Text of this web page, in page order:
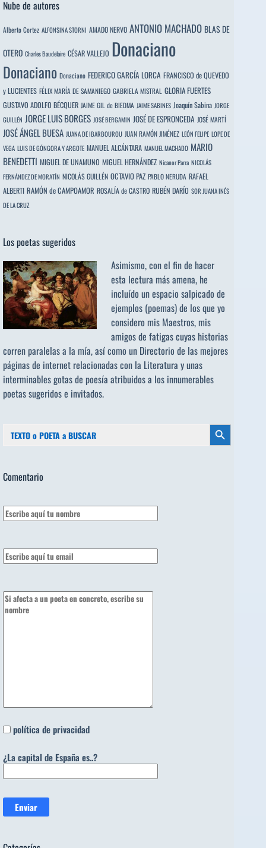
Nube de autores
Alberto Cortez ALFONSINA STORNI AMADO NERVO ANTONIO MACHADO BLAS DE
OTERO Charles Baudelaire CÉSAR VALLEJO Donaciano
Donaciano Donaciano FEDERICO GARCÍA LORCA FRANCISCO de QUEVEDO
y LUCIENTES FÉLIX MARÍA DE SAMANIEGO GABRIELA MISTRAL GLORIA FUERTES
GUSTAVO ADOLFO BÉCQUER JAIME GIL de BIEDMA JAIME SABINES Joaquín Sabina JORGE
GUILLÉN JORGE LUIS BORGES JOSÉ BERGAMIN JOSÉ DE ESPRONCEDA JOSÉ MARTÍ
JOSÉ ÁNGEL BUESA JUANA DE IBARBOUROU JUAN RAMÓN JIMÉNEZ LEÓN FELIPE LOPE DE
VEGA LUIS DE GÓNGORA Y ARGOTE MANUEL ALCÁNTARA MANUEL MACHADO MARIO
BENEDETTI MIGUEL DE UNAMUNO MIGUEL HERNÁNDEZ Nicanor Parra NICOLÁS
FERNÁNDEZ DE MORATÍN NICOLÁS GUILLÉN OCTAVIO PAZ PABLO NERUDA RAFAEL
ALBERTI RAMÓN de CAMPOAMOR ROSALÍA de CASTRO RUBÉN DARÍO SOR JUANA INÉS
DE LA CRUZ
Los poetas sugeridos
Asimismo, con el fin de hacer
esta lectura más amena, he
incluído un espacio salpicado de
ejemplos (poemas) de los que yo
considero mis Maestros, mis
amigos de fatigas cuyas historias
corren paralelas a la mía, así como un Directorio de las mejores
páginas de internet relacionadas con la Literatura y unas
interminables gotas de poesía atribuidos a los innumerables
poetas sugeridose invitados.
Botón de búsqueda
Comentario
política de privacidad
¿La capital de España es..?